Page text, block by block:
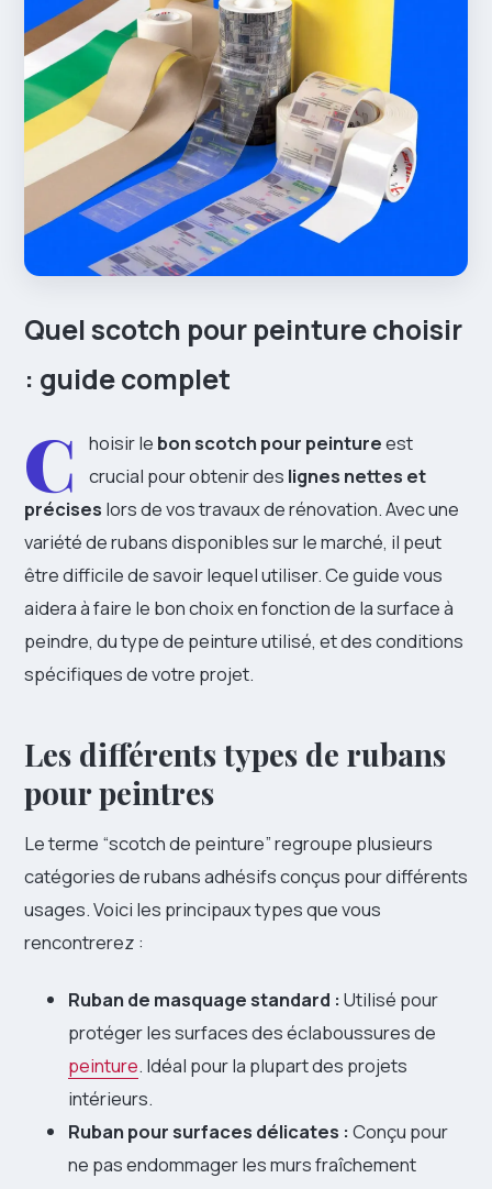
Quel scotch pour peinture choisir
: guide complet
C hoisir le bon scotch pour peintureest
crucial pour obtenir des lignes nettes et
précises lors de vos travaux de rénovation. Avec une
variété de rubans disponibles sur le marché, il peut
être difficile de savoir lequel utiliser. Ce guide vous
aidera à faire le bon choix en fonction de la surface à
peindre, du type de peinture utilisé, et des conditions
spécifiques de votre projet.
Les différents types de rubans
pour peintres
Le terme “scotch de peinture” regroupe plusieurs
catégories de rubans adhésifs conçus pour différents
usages. Voici les principaux types que vous
rencontrerez :
Ruban de masquage standard : Utilisé pour
protéger les surfaces des éclaboussures de
peinture. Idéal pour la plupart des projets
intérieurs.
Ruban pour surfaces délicates : Conçu pour
ne pas endommager les murs fraîchement